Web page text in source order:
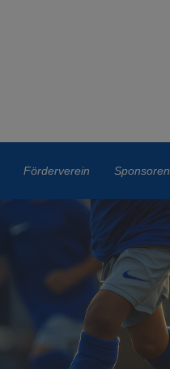
Förderverein Sponsoren